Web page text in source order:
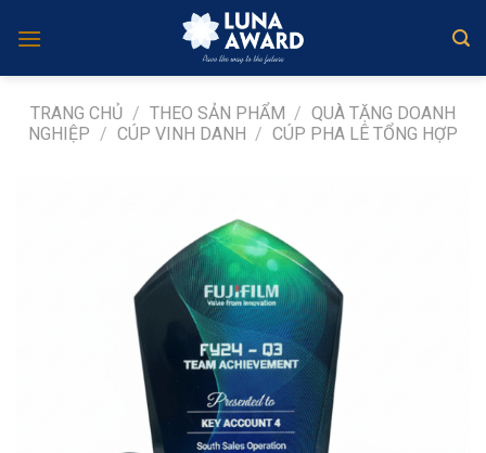
TRANG CHỦ / THEO SẢN PHẨM / QUÀ TẶNG DOANH
NGHIỆP / CÚP VINH DANH / CÚP PHA LÊ TỔNG HỢP